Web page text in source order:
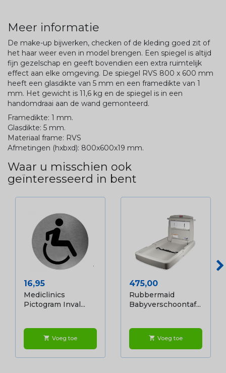
Meer informatie
De make-up bijwerken, checken of de kleding goed zit of
het haar weer even in model brengen. Een spiegel is altijd
fijn gezelschap en geeft bovendien een extra ruimtelijk
effect aan elke omgeving. De spiegel RVS 800 x 600 mm
heeft een glasdikte van 5 mm en een framedikte van 1
mm. Het gewicht is 11,6 kg en de spiegel is in een
handomdraai aan de wand gemonteerd.
Framedikte: 1 mm.
Glasdikte: 5 mm.
Materiaal frame: RVS
Afmetingen (hxbxd): 800x600x19 mm.
Waar u misschien ook
geïnteresseerd in bent
Prijs
16,95
Mediclinics
Pictogram Inval...
shopping_cart Voeg toe
Prijs
475,00
Rubbermaid
Babyverschoontaf...
shopping_cart Voeg toe